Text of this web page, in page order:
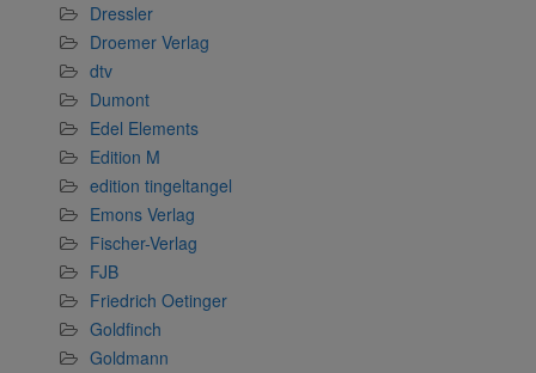
Dressler
Droemer Verlag
dtv
Dumont
Edel Elements
Edition M
edition tingeltangel
Emons Verlag
Fischer-Verlag
FJB
Friedrich Oetinger
Goldfinch
Goldmann